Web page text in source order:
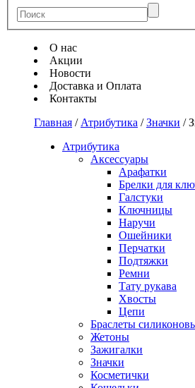
О нас
Акции
Новости
Доставка и Оплата
Контакты
Главная / Атрибутика /Значки /
Атрибутика
Аксессуары
Арафатки
Брелки для
Галстуки
Ключницы
Наручи
Ошейники
Перчатки
Подтяжки
Ремни
Тату рукава
Хвосты
Цепи
Браслеты
Жетоны
Зажигалки
Значки
Косметички